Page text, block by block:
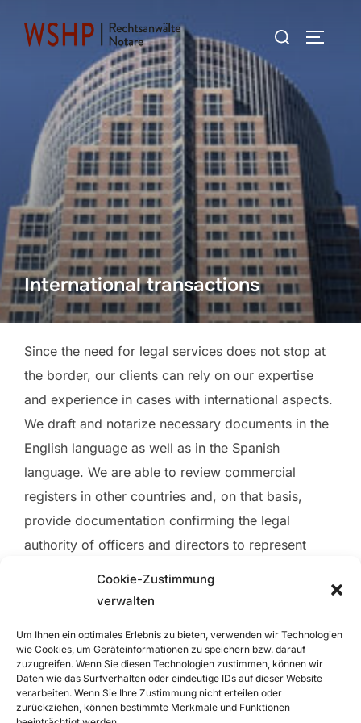
Cookie-Zustimmung
verwalten
Um Ihnen ein optimales Erlebnis zu bieten, verwenden wir Technologien
wie Cookies, um Geräteinformationen zu speichern bzw. darauf
zuzugreifen. Wenn Sie diesen Technologien zustimmen, können wir
Daten wie das Surfverhalten oder eindeutige IDs auf dieser Website
verarbeiten. Wenn Sie Ihre Zustimmung nicht erteilen oder
zurückziehen, können bestimmte Merkmale und Funktionen
Search
International transactions
Since the need for legal services does not stop at
the border, our clients can rely on our expertise
and experience in cases with international aspects.
We draft and notarize necessary documents in the
English language as well as in the Spanish
language. We are able to review commercial
registers in other countries and, on that basis,
provide documentation confirming the legal
authority of officers and directors to represent
gaining recognition of foreign legal documents in